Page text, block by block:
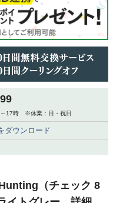
～17時 ※休業：日・祝日
ダウンロード
（チェック 8